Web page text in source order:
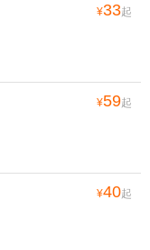
¥33起
¥59起
¥40起